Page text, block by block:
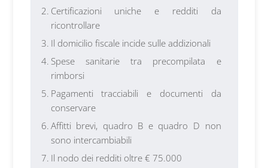
Certificazioni uniche e redditi da
ricontrollare
Il domicilio fiscale incide sulle addizionali
Spese sanitarie tra precompilata e
rimborsi
Pagamenti tracciabili e documenti da
conservare
Affitti brevi, quadro B e quadro D non
sono intercambiabili
Il nodo dei redditi oltre € 75.000